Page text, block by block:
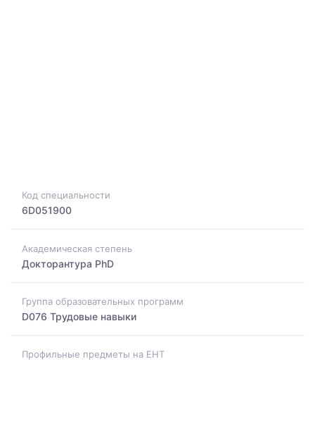
Код специальности
6D051900
Академическая степень
Докторантура PhD
Группа образовательных программ
D076 Трудовые навыки
Профильные предметы на ЕНТ